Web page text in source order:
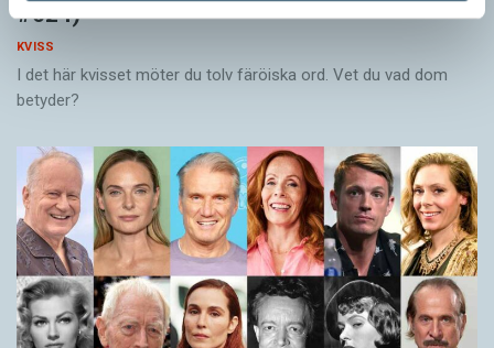
#624)
KVISS
I det här kvisset möter du tolv färöiska ord. Vet du vad dom
betyder?